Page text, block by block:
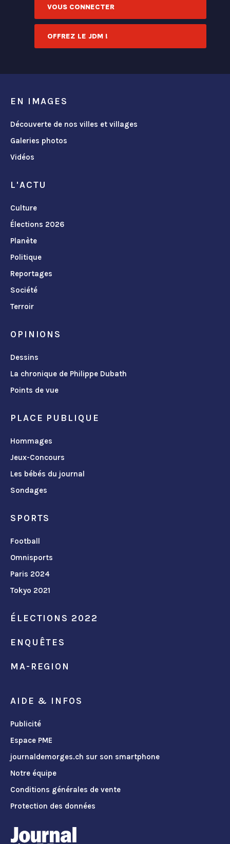
VOUS CONNECTER
OFFREZ LE JDM !
EN IMAGES
Découverte de nos villes et villages
Galeries photos
Vidéos
L'ACTU
Culture
Élections 2026
Planète
Politique
Reportages
Société
Terroir
OPINIONS
Dessins
La chronique de Philippe Dubath
Points de vue
PLACE PUBLIQUE
Hommages
Jeux-Concours
Les bébés du journal
Sondages
SPORTS
Football
Omnisports
Paris 2024
Tokyo 2021
ÉLECTIONS 2022
ENQUÊTES
MA-REGION
AIDE & INFOS
Publicité
Espace PME
journaldemorges.ch sur son smartphone
Notre équipe
Conditions générales de vente
Protection des données